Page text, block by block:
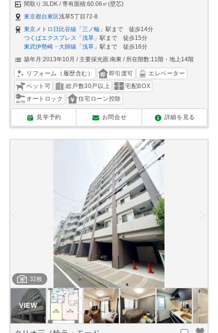
間取り:3LDK
専有面積:60.06㎡(壁芯)
東京都台東区浅草5丁目72-8
東京メトロ日比谷線 「 三ノ輪 」駅まで 徒歩14分
つくばエクスプレス 「 浅草 」駅まで 徒歩15分
東武伊勢崎・大師線 「 浅草 」駅まで 徒歩16分
築年月:2013年10月
主要採光面:南東 所在階数:11階・地上14階
リフォーム（履歴含む） 即引渡可
エレベーター
ペット可
総戸数30戸以上
宅配BOX
オートロック
住宅ローン控除
見学予約 お問合せ 詳細を見る
32枚